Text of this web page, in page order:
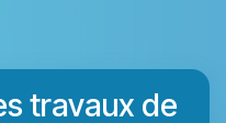
travaux de